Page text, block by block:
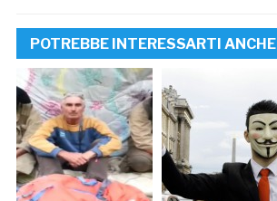
POTREBBE INTERESSARTI ANCHE